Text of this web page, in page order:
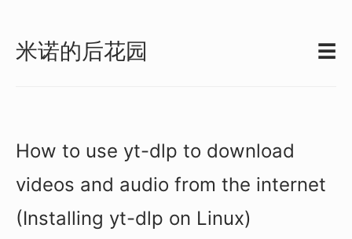
米诺的后花园 ☰
How to use yt-dlp to download
videos and audio from the internet
(Installing yt-dlp on Linux)